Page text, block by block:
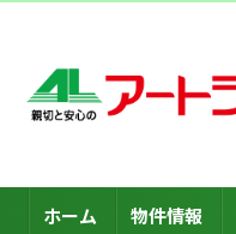
ホーム 物件情報